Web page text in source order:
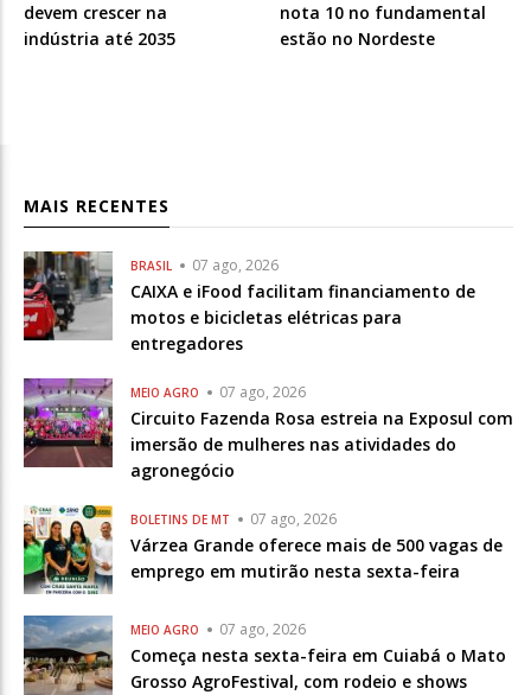
devem crescer na
indústria até 2035
nota 10 no fundamental
estão no Nordeste
MAIS RECENTES
BRASIL 07 ago, 2026
CAIXA e iFood facilitam financiamento de
motos e bicicletas elétricas para
entregadores
MEIO AGRO 07 ago, 2026
Circuito Fazenda Rosa estreia na Exposul com
imersão de mulheres nas atividades do
agronegócio
BOLETINS DE MT 07 ago, 2026
Várzea Grande oferece mais de 500 vagas de
emprego em mutirão nesta sexta-feira
MEIO AGRO 07 ago, 2026
Começa nesta sexta-feira em Cuiabá o Mato
Grosso AgroFestival, com rodeio e shows